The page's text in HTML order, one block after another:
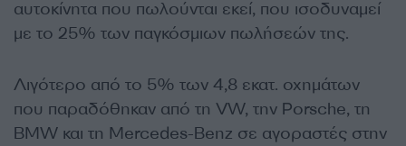
αυτοκίνητα που πωλούνται εκεί, που ισοδυναμεί
με το 25% των παγκόσμιων πωλήσεών της.
Λιγότερο από το 5% των 4,8 εκατ. οχημάτων
που παραδόθηκαν από τη VW, την Porsche, τη
BMW και τη Mercedes-Benz σε αγοραστές στην